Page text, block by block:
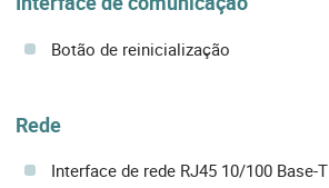
Botão de reinicialização
Rede
Interface de rede RJ45 10/100 Base-T